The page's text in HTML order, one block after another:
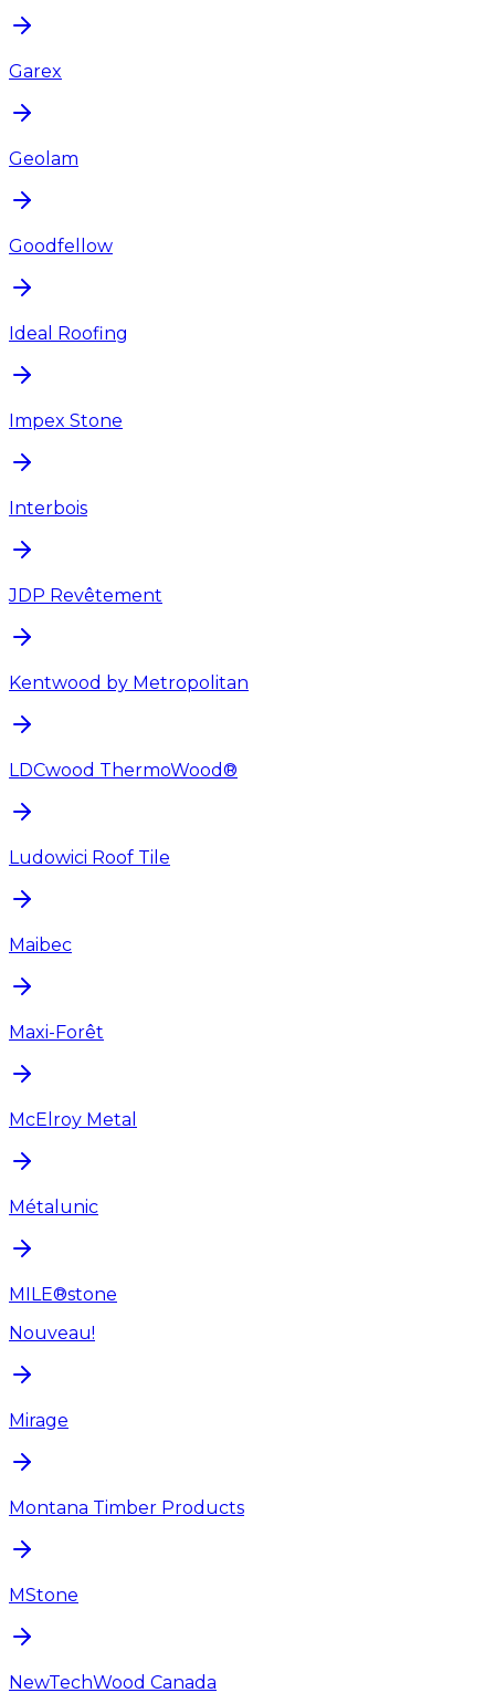
Garex
Geolam
Goodfellow
Ideal Roofing
Impex Stone
Interbois
JDP Revêtement
Kentwood by Metropolitan
LDCwood ThermoWood®
Ludowici Roof Tile
Maibec
Maxi-Forêt
McElroy Metal
Métalunic
MILE®stone
Nouveau!
Mirage
Montana Timber Products
MStone
NewTechWood Canada